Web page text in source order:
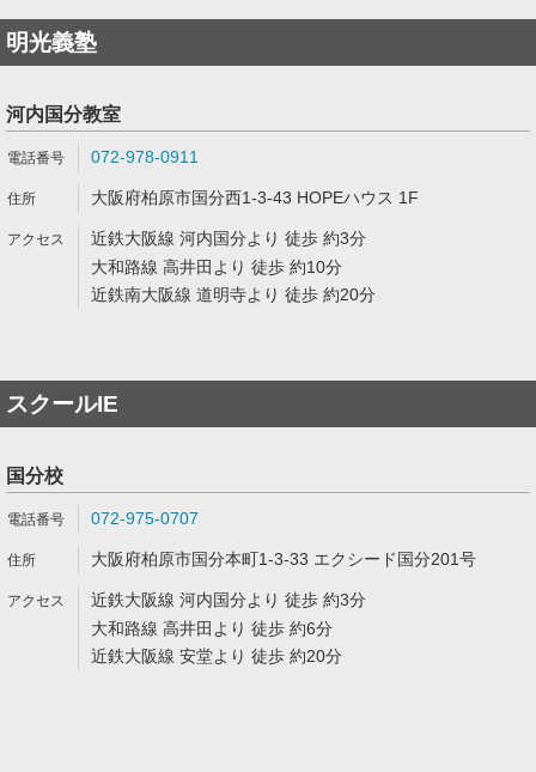
明光義塾
河内国分教室
072-978-0911
大阪府柏原市国分西1-3-43 HOPEハウス 1F
近鉄大阪線 河内国分より 徒歩 約3分
大和路線 高井田より 徒歩 約10分
近鉄南大阪線 道明寺より 徒歩 約20分
スクールIE
国分校
072-975-0707
大阪府柏原市国分本町1-3-33 エクシード国分201号
近鉄大阪線 河内国分より 徒歩 約3分
大和路線 高井田より 徒歩 約6分
近鉄大阪線 安堂より 徒歩 約20分